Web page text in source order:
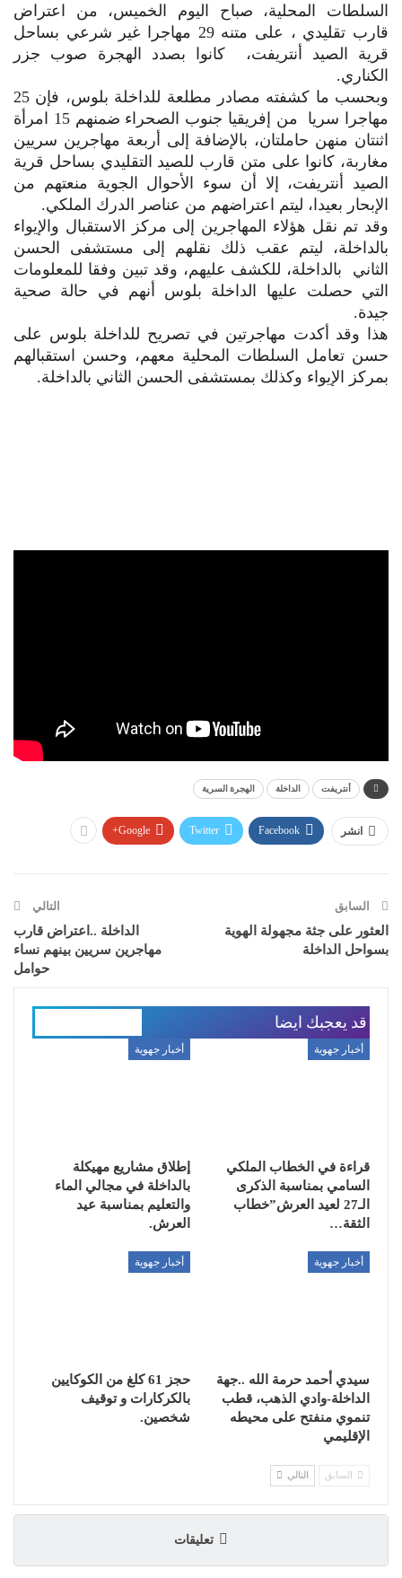
السلطات المحلية، صباح اليوم الخميس، من اعتراض
قارب تقليدي ، على متنه 29 مهاجرا غير شرعي بساحل
قرية الصيد أنتريفت، كانوا بصدد الهجرة صوب جزر
الكناري.
وبحسب ما كشفته مصادر مطلعة للداخلة بلوس، فإن 25
مهاجرا سريا من إفريقيا جنوب الصحراء ضمنهم 15 امرأة
اثنتان منهن حاملتان، بالإضافة إلى أربعة مهاجرين سريين
مغاربة، كانوا على متن قارب للصيد التقليدي بساحل قرية
الصيد أنتريفت، إلا أن سوء الأحوال الجوية منعتهم من
الإبحار بعيدا، ليتم اعتراضهم من عناصر الدرك الملكي.
وقد تم نقل هؤلاء المهاجرين إلى مركز الاستقبال والإيواء
بالداخلة، ليتم عقب ذلك نقلهم إلى مستشفى الحسن
الثاني بالداخلة، للكشف عليهم، وقد تبين وفقا للمعلومات
التي حصلت عليها الداخلة بلوس أنهم في حالة صحية
جيدة.
هذا وقد أكدت مهاجرتين في تصريح للداخلة بلوس على
حسن تعامل السلطات المحلية معهم، وحسن استقبالهم
بمركز الإيواء وكذلك بمستشفى الحسن الثاني بالداخلة.
أنتريفت الداخلة الهجرة السرية
انشر Facebook
Twitter
Google+
السابق
العثور على جثة مجهولة الهوية
بسواحل الداخلة
التالي
الداخلة ..اعتراض قارب
مهاجرين سريين بينهم نساء
حوامل
قد يعجبك ايضا
أخبار جهوية
قراءة في الخطاب الملكي
السامي بمناسبة الذكرى
الـ27 لعيد العرش”خطاب
الثقة…
أخبار جهوية
إطلاق مشاريع مهيكلة
بالداخلة في مجالي الماء
والتعليم بمناسبة عيد
العرش.
أخبار جهوية
سيدي أحمد حرمة الله ..جهة
الداخلة-وادي الذهب، قطب
تنموي منفتح على محيطه
الإقليمي
أخبار جهوية
حجز 61 كلغ من الكوكايين
بالكركارات و توقيف
شخصين.
السابق التالي
تعليقات